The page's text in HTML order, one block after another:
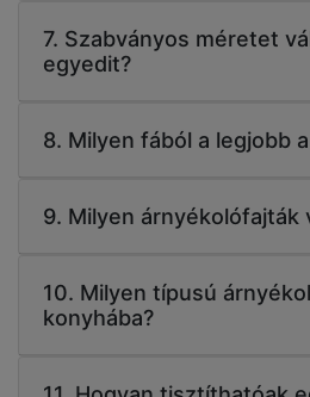
7. Szabványos méretet
egyedit?
8. Milyen fából a legjobb
9. Milyen árnyékolófajták
10. Milyen típusú
konyhába?